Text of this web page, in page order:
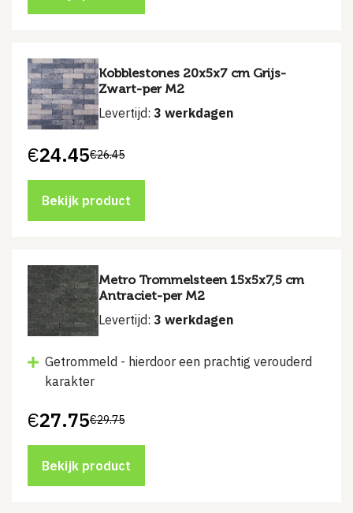
Kobblestones 20x5x7 cm Grijs-
Zwart-per M2
Levertijd: 3 werkdagen
€26.45
Oorspronkelijke
was:
€26.45.
€24.45
Huidige
is:
€24.45.
Bekijk product
Metro Trommelsteen 15x5x7,5 cm
Antraciet-per M2
Levertijd: 3 werkdagen
Getrommeld - hierdoor een prachtig verouderd
karakter
€29.75
Oorspronkelijke
was:
€29.75.
€27.75
Huidige
is:
€27.75.
Bekijk product